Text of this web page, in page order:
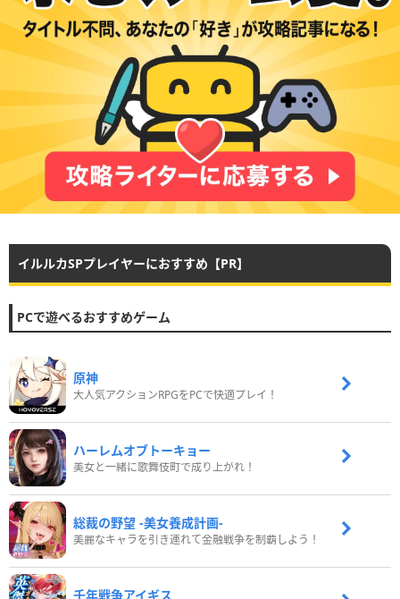
イルルカSPプレイヤーにおすすめ【PR】
PCで遊べるおすすめゲーム
原神
大人気アクションRPGをPCで快適プレイ！
ハーレムオブトーキョー
美女と一緒に歌舞伎町で成り上がれ！
総裁の野望 -美女養成計画-
美麗なキャラを引き連れて金融戦争を制覇しよう！
千年戦争アイギス